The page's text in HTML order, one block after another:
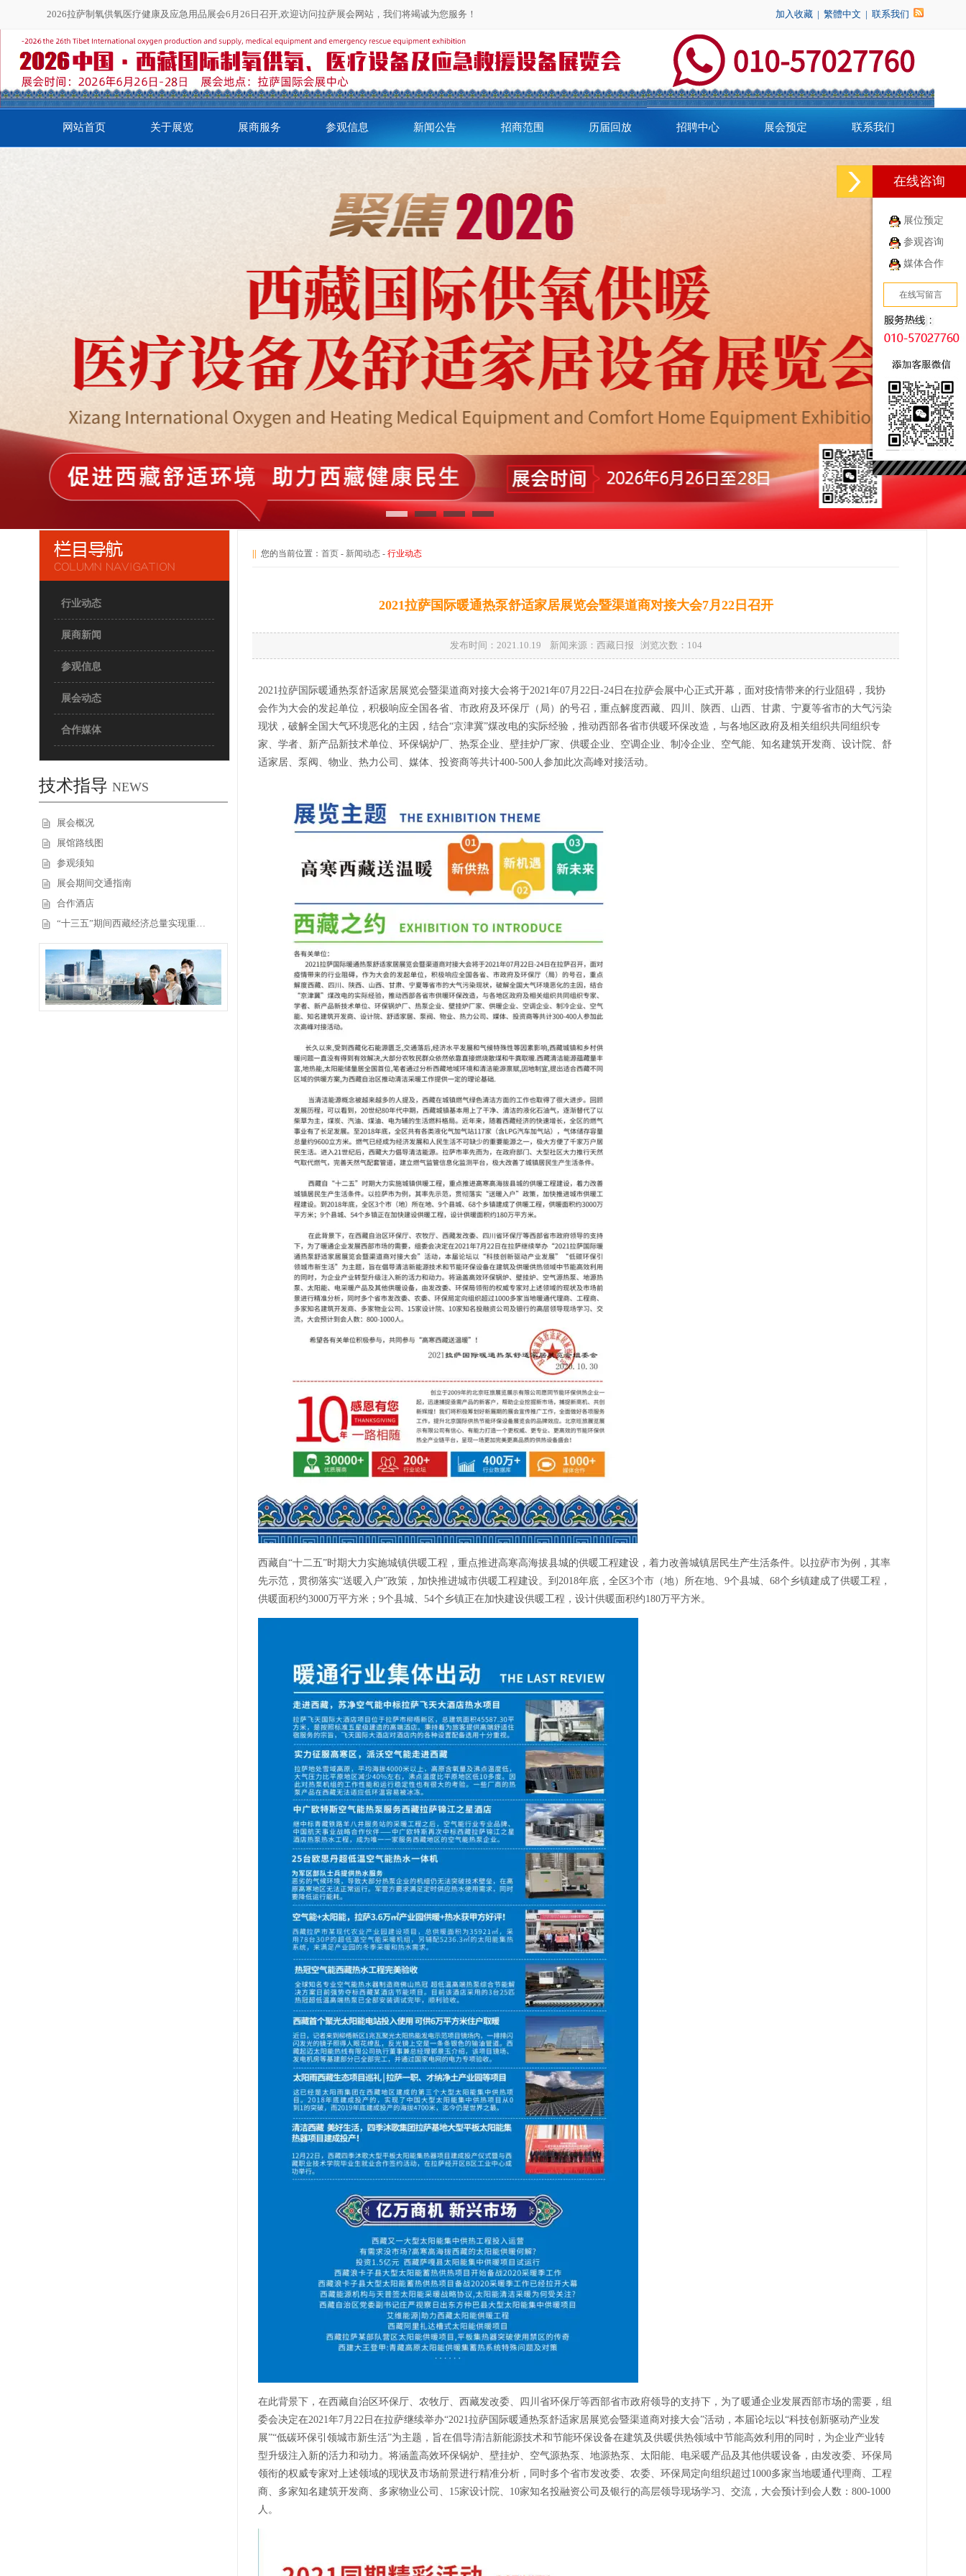
2026拉萨制氧供氧医疗健康及应急用品展会6月26日召开,欢迎访问拉萨展会网站，我们将竭诚为您服务！ 加入收藏 | 繁體中文 | 联系我们
网站首页 关于展览 展商服务 参观信息 新闻公告 招商范围 历届回放 招聘中心 展会预定 联系我们
行业动态
展商新闻
参观信息
展会动态
合作媒体
技术指导 NEWS
展会概况
展馆路线图
参观须知
展会期间交通指南
合作酒店
“十三五”期间西藏经济总量实现重…
您的当前位置： 首页 - 新闻动态 - 行业动态
2021拉萨国际暖通热泵舒适家居展览会暨渠道商对接大会7月22日召开
发布时间：2021.10.19 新闻来源：西藏日报 浏览次数： 104
2021拉萨国际暖通热泵舒适家居展览会暨渠道商对接大会将于2021年07月22日-24日在拉萨会展中心正式开幕，面对疫情带来的行业阻碍，我协
会作为大会的发起单位，积极响应全国各省、市政府及环保厅（局）的号召，重点解度西藏、四川、陕西、山西、甘肃、宁夏等省市的大气污染
现状，破解全国大气环境恶化的主因，结合“京津冀”煤改电的实际经验，推动西部各省市供暖环保改造，与各地区政府及相关组织共同组织专
家、学者、新产品新技术单位、环保锅炉厂、热泵企业、壁挂炉厂家、供暖企业、空调企业、制冷企业、空气能、知名建筑开发商、设计院、舒
适家居、泵阀、物业、热力公司、媒体、投资商等共计400-500人参加此次高峰对接活动。
西藏自“十二五”时期大力实施城镇供暖工程，重点推进高寒高海拔县城的供暖工程建设，着力改善城镇居民生产生活条件。以拉萨市为例，其率
先示范，贯彻落实“送暖入户”政策，加快推进城市供暖工程建设。到2018年底，全区3个市（地）所在地、9个县城、68个乡镇建成了供暖工程，
供暖面积约3000万平方米；9个县城、54个乡镇正在加快建设供暖工程，设计供暖面积约180万平方米。
在此背景下，在西藏自治区环保厅、农牧厅、西藏发改委、四川省环保厅等西部省市政府领导的支持下，为了暖通企业发展西部市场的需要，组
委会决定在2021年7月22日在拉萨继续举办“2021拉萨国际暖通热泵舒适家居展览会暨渠道商对接大会”活动，本届论坛以“科技创新驱动产业发
展”“低碳环保引领城市新生活”为主题，旨在倡导清洁新能源技术和节能环保设备在建筑及供暖供热领域中节能高效利用的同时，为企业产业转
型升级注入新的活力和动力。将涵盖高效环保锅炉、壁挂炉、空气源热泵、地源热泵、太阳能、电采暖产品及其他供暖设备，由发改委、环保局
领衔的权威专家对上述领域的现状及市场前景进行精准分析，同时多个省市发改委、农委、环保局定向组织超过1000多家当地暖通代理商、工程
商、多家知名建筑开发商、多家物业公司、15家设计院、10家知名投融资公司及银行的高层领导现场学习、交流，大会预计到会人数：800-1000
人。
在线咨询
展位预定
参观咨询
媒体合作
在线写留言